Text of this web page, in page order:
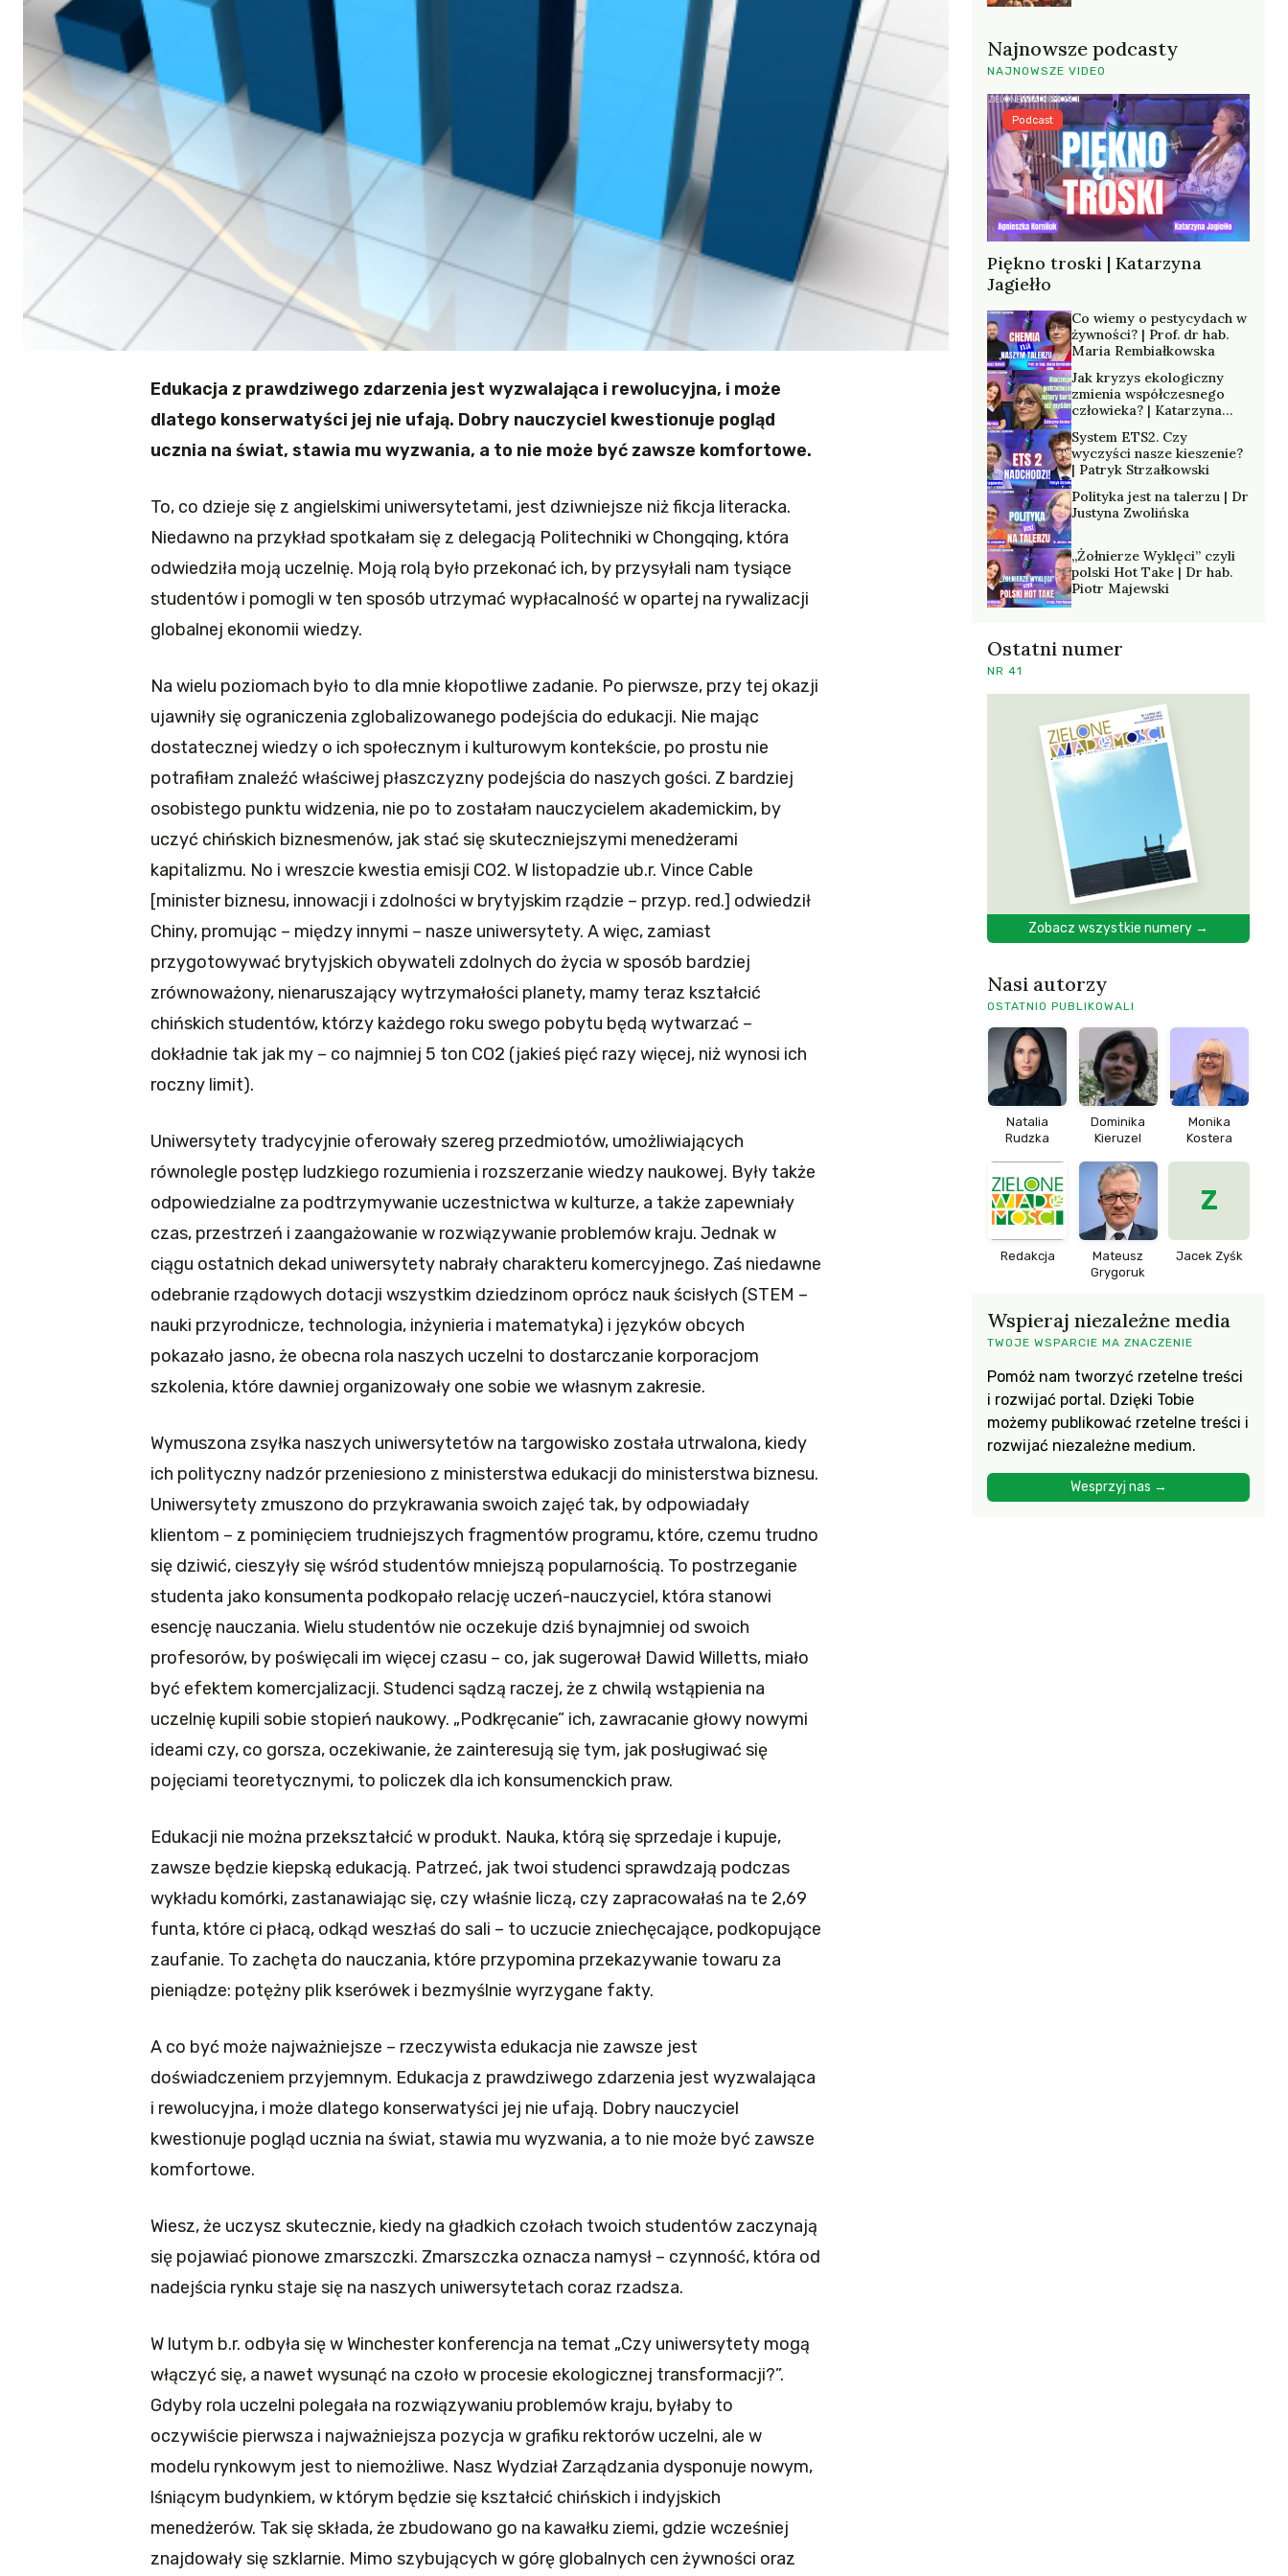
Edukacja z prawdziwego zdarzenia jest wyzwalająca i rewolucyjna, i może
dlatego konserwatyści jej nie ufają. Dobry nauczyciel kwestionuje pogląd
ucznia na świat, stawia mu wyzwania, a to nie może być zawsze komfortowe.
To, co dzieje się z angielskimi uniwersytetami, jest dziwniejsze niż fikcja literacka.
Niedawno na przykład spotkałam się z delegacją Politechniki w Chongqing, która
odwiedziła moją uczelnię. Moją rolą było przekonać ich, by przysyłali nam tysiące
studentów i pomogli w ten sposób utrzymać wypłacalność w opartej na rywalizacji
globalnej ekonomii wiedzy.
Na wielu poziomach było to dla mnie kłopotliwe zadanie. Po pierwsze, przy tej okazji
ujawniły się ograniczenia zglobalizowanego podejścia do edukacji. Nie mając
dostatecznej wiedzy o ich społecznym i kulturowym kontekście, po prostu nie
potrafiłam znaleźć właściwej płaszczyzny podejścia do naszych gości. Z bardziej
osobistego punktu widzenia, nie po to zostałam nauczycielem akademickim, by
uczyć chińskich biznesmenów, jak stać się skuteczniejszymi menedżerami
kapitalizmu. No i wreszcie kwestia emisji CO2. W listopadzie ub.r. Vince Cable
[minister biznesu, innowacji i zdolności w brytyjskim rządzie – przyp. red.] odwiedził
Chiny, promując – między innymi – nasze uniwersytety. A więc, zamiast
przygotowywać brytyjskich obywateli zdolnych do życia w sposób bardziej
zrównoważony, nienaruszający wytrzymałości planety, mamy teraz kształcić
chińskich studentów, którzy każdego roku swego pobytu będą wytwarzać –
dokładnie tak jak my – co najmniej 5 ton CO2 (jakieś pięć razy więcej, niż wynosi ich
roczny limit).
Uniwersytety tradycyjnie oferowały szereg przedmiotów, umożliwiających
równolegle postęp ludzkiego rozumienia i rozszerzanie wiedzy naukowej. Były także
odpowiedzialne za podtrzymywanie uczestnictwa w kulturze, a także zapewniały
czas, przestrzeń i zaangażowanie w rozwiązywanie problemów kraju. Jednak w
ciągu ostatnich dekad uniwersytety nabrały charakteru komercyjnego. Zaś niedawne
odebranie rządowych dotacji wszystkim dziedzinom oprócz nauk ścisłych (STEM –
nauki przyrodnicze, technologia, inżynieria i matematyka) i języków obcych
pokazało jasno, że obecna rola naszych uczelni to dostarczanie korporacjom
szkolenia, które dawniej organizowały one sobie we własnym zakresie.
Wymuszona zsyłka naszych uniwersytetów na targowisko została utrwalona, kiedy
ich polityczny nadzór przeniesiono z ministerstwa edukacji do ministerstwa biznesu.
Uniwersytety zmuszono do przykrawania swoich zajęć tak, by odpowiadały
klientom – z pominięciem trudniejszych fragmentów programu, które, czemu trudno
się dziwić, cieszyły się wśród studentów mniejszą popularnością. To postrzeganie
studenta jako konsumenta podkopało relację uczeń-nauczyciel, która stanowi
esencję nauczania. Wielu studentów nie oczekuje dziś bynajmniej od swoich
profesorów, by poświęcali im więcej czasu – co, jak sugerował Dawid Willetts, miało
być efektem komercjalizacji. Studenci sądzą raczej, że z chwilą wstąpienia na
uczelnię kupili sobie stopień naukowy. „Podkręcanie” ich, zawracanie głowy nowymi
ideami czy, co gorsza, oczekiwanie, że zainteresują się tym, jak posługiwać się
pojęciami teoretycznymi, to policzek dla ich konsumenckich praw.
Edukacji nie można przekształcić w produkt. Nauka, którą się sprzedaje i kupuje,
zawsze będzie kiepską edukacją. Patrzeć, jak twoi studenci sprawdzają podczas
wykładu komórki, zastanawiając się, czy właśnie liczą, czy zapracowałaś na te 2,69
funta, które ci płacą, odkąd weszłaś do sali – to uczucie zniechęcające, podkopujące
zaufanie. To zachęta do nauczania, które przypomina przekazywanie towaru za
pieniądze: potężny plik kserówek i bezmyślnie wyrzygane fakty.
A co być może najważniejsze – rzeczywista edukacja nie zawsze jest
doświadczeniem przyjemnym. Edukacja z prawdziwego zdarzenia jest wyzwalająca
i rewolucyjna, i może dlatego konserwatyści jej nie ufają. Dobry nauczyciel
kwestionuje pogląd ucznia na świat, stawia mu wyzwania, a to nie może być zawsze
komfortowe.
Wiesz, że uczysz skutecznie, kiedy na gładkich czołach twoich studentów zaczynają
się pojawiać pionowe zmarszczki. Zmarszczka oznacza namysł – czynność, która od
nadejścia rynku staje się na naszych uniwersytetach coraz rzadsza.
W lutym b.r. odbyła się w Winchester konferencja na temat „Czy uniwersytety mogą
włączyć się, a nawet wysunąć na czoło w procesie ekologicznej transformacji?”.
Gdyby rola uczelni polegała na rozwiązywaniu problemów kraju, byłaby to
oczywiście pierwsza i najważniejsza pozycja w grafiku rektorów uczelni, ale w
modelu rynkowym jest to niemożliwe. Nasz Wydział Zarządzania dysponuje nowym,
lśniącym budynkiem, w którym będzie się kształcić chińskich i indyjskich
menedżerów. Tak się składa, że zbudowano go na kawałku ziemi, gdzie wcześniej
znajdowały się szklarnie. Mimo szybujących w górę globalnych cen żywności oraz
Najnowsze podcasty
NAJNOWSZE VIDEO
Piękno troski | Katarzyna
Jagiełło
Podcast
Co wiemy o pestycydach w
żywności? | Prof. dr hab.
Maria Rembiałkowska
Jak kryzys ekologiczny
zmienia współczesnego
człowieka? | Katarzyna
System ETS2. Czy
wyczyści nasze kieszenie?
| Patryk Strzałkowski
Polityka jest na talerzu | Dr
Justyna Zwolińska
„Żołnierze Wyklęci” czyli
polski Hot Take | Dr hab.
Piotr Majewski
Ostatni numer
NR 41
Zobacz wszystkie numery →
Nasi autorzy
OSTATNIO PUBLIKOWALI
Natalia
Rudzka
Dominika
Kieruzel
Monika
Kostera
Redakcja
Mateusz
Grygoruk
Z
Jacek Zyśk
Wspieraj niezależne media
TWOJE WSPARCIE MA ZNACZENIE
Pomóż nam tworzyć rzetelne treści
i rozwijać portal. Dzięki Tobie
możemy publikować rzetelne treści i
rozwijać niezależne medium.
Wesprzyj nas →